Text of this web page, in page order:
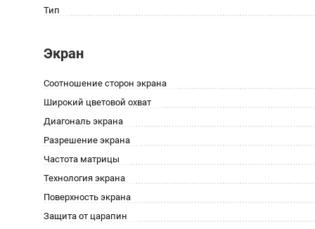
Тип
Экран
Соотношение сторон экрана
Широкий цветовой охват
Диагональ экрана
Разрешение экрана
Частота матрицы
Технология экрана
Поверхность экрана
Защита от царапин